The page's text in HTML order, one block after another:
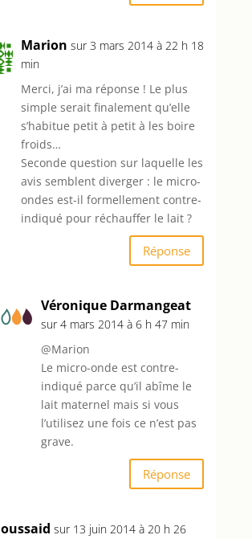
Marion sur 3 mars 2014 à 22 h 18
min
Merci, j’ai ma réponse ! Le plus
simple serait finalement qu’elle
s’habitue petit à petit à les boire
froids…
Seconde question sur laquelle les
avis semblent diverger : le micro-
ondes est-il formellement contre-
indiqué pour réchauffer le lait ?
Réponse
Véronique Darmangeat
sur 4 mars 2014 à 6 h 47 min
@Marion
Le micro-onde est contre-
indiqué parce qu’il abîme le
lait maternel mais si vous
l’utilisez une fois ce n’est pas
grave.
Réponse
oussaid sur 13 juin 2014 à 20 h 26